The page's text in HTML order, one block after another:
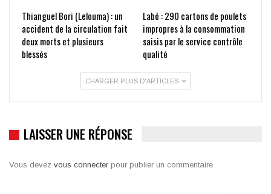
Thianguel Bori (Lelouma) : un
accident de la circulation fait
deux morts et plusieurs
blessés
Labé : 290 cartons de poulets
impropres à la consommation
saisis par le service contrôle
qualité
CHARGER PLUS D'ARTICLES
LAISSER UNE RÉPONSE
Vous devez vous connecter pour publier un commentaire.